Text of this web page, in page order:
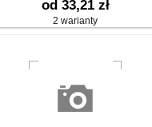
od 33,21 zł
2 warianty